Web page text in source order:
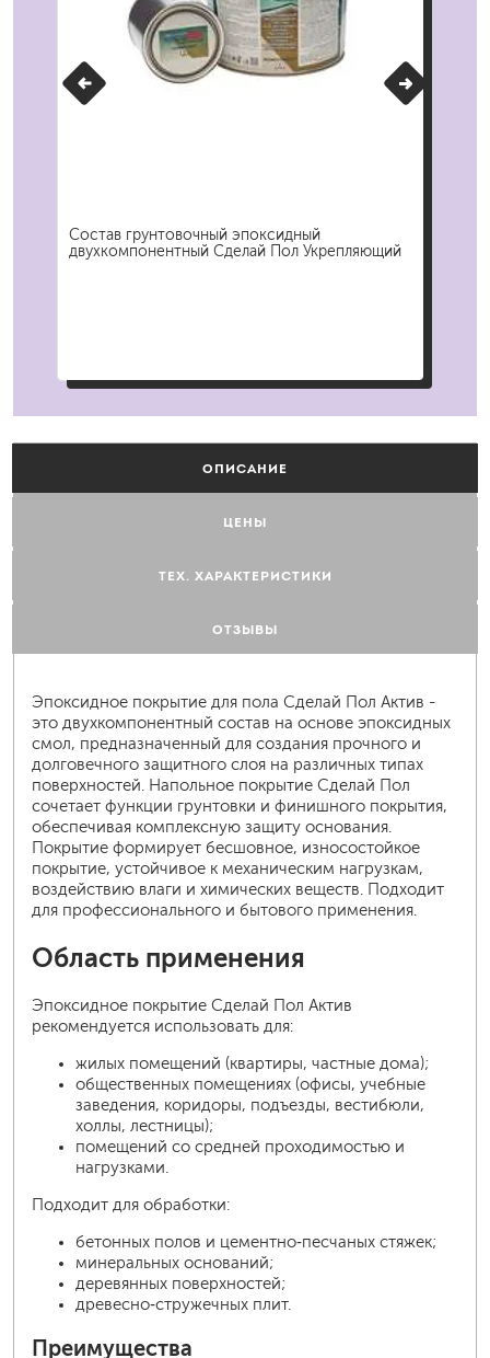
Состав грунтовочный эпоксидный
двухкомпонентный Сделай Пол Укрепляющий
ОПИСАНИЕ
ЦЕНЫ
ТЕХ. ХАРАКТЕРИСТИКИ
ОТЗЫВЫ
Эпоксидное покрытие для пола Сделай Пол Актив -
это двухкомпонентный состав на основе эпоксидных
смол, предназначенный для создания прочного и
долговечного защитного слоя на различных типах
поверхностей. Напольное покрытие Сделай Пол
сочетает функции грунтовки и финишного покрытия,
обеспечивая комплексную защиту основания.
Покрытие формирует бесшовное, износостойкое
покрытие, устойчивое к механическим нагрузкам,
воздействию влаги и химических веществ. Подходит
для профессионального и бытового применения.
Область применения
Эпоксидное покрытие Сделай Пол Актив
рекомендуется использовать для:
жилых помещений (квартиры, частные дома);
общественных помещениях (офисы, учебные
заведения, коридоры, подъезды, вестибюли,
холлы, лестницы);
помещений со средней проходимостью и
нагрузками.
Подходит для обработки:
бетонных полов и цементно‑песчаных стяжек;
минеральных оснований;
деревянных поверхностей;
древесно‑стружечных плит.
Преимущества